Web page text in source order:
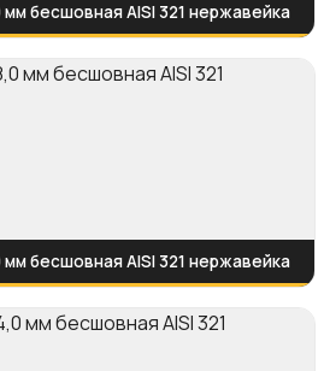
мм бесшовная AISI 321 нержавейка
мм бесшовная AISI 321 нержавейка